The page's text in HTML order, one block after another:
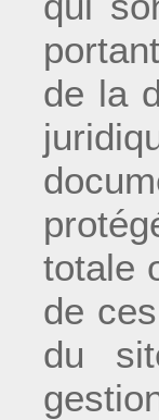
de la
totale
de
du